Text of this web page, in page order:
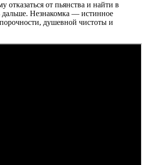
отказаться от пьянства и найти в
дальше. Незнакомка — истинное
душевной чистоты и